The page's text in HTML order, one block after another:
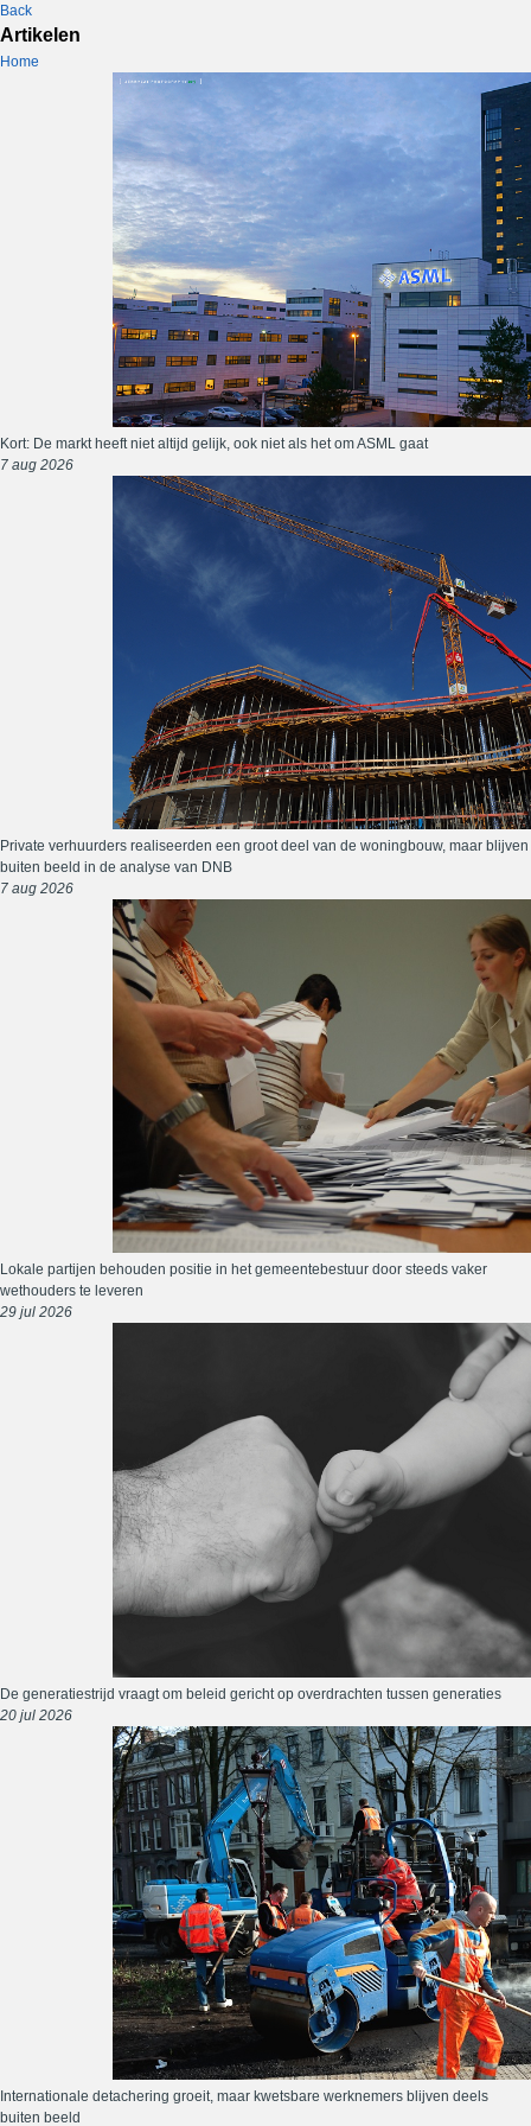
Back
Artikelen
Home
Kort: De markt heeft niet altijd gelijk, ook niet als het om ASML gaat
7 aug 2026
Private verhuurders realiseerden een groot deel van de woningbouw, maar blijven
buiten beeld in de analyse van DNB
7 aug 2026
Lokale partijen behouden positie in het gemeentebestuur door steeds vaker
wethouders te leveren
29 jul 2026
De generatiestrijd vraagt om beleid gericht op overdrachten tussen generaties
20 jul 2026
Internationale detachering groeit, maar kwetsbare werknemers blijven deels
buiten beeld